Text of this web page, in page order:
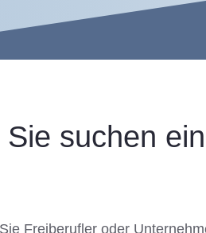
Sie suchen
Freiberufler oder